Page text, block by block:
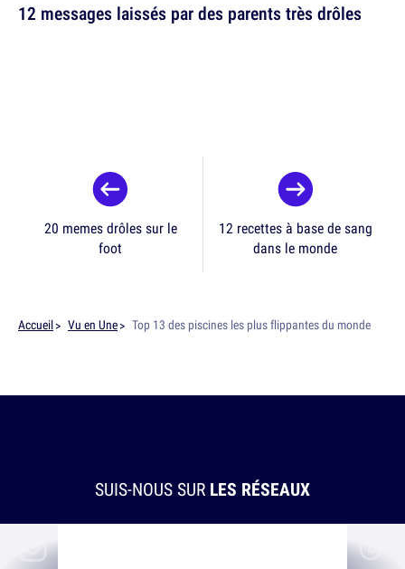
12 messages laissés par des parents très drôles
20 memes drôles sur le
foot
12 recettes à base de sang
dans le monde
Accueil Vu en Une Top 13 des piscines les plus flippantes du monde
SUIS-NOUS SUR LES RÉSEAUX